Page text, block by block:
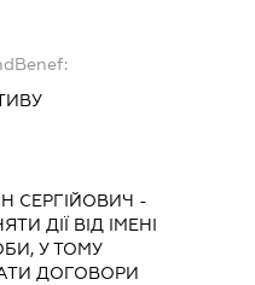
СЕРГІЙОВИЧ -
ДІЇ ВІД ІМЕНІ
У ТОМУ
ДОГОВОРИ